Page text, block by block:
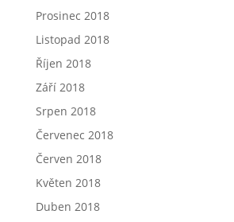
Prosinec 2018
Listopad 2018
Říjen 2018
Září 2018
Srpen 2018
Červenec 2018
Červen 2018
Květen 2018
Duben 2018